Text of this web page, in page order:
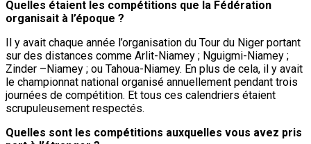
Quelles étaient les compétitions que la Fédération
organisait à l’époque ?
Il y avait chaque année l’organisation du Tour du Niger portant
sur des distances comme Arlit-Niamey ; Nguigmi-Niamey ;
Zinder –Niamey ; ou Tahoua-Niamey. En plus de cela, il y avait
le championnat national organisé annuellement pendant trois
journées de compétition. Et tous ces calendriers étaient
scrupuleusement respectés.
Quelles sont les compétitions auxquelles vous avez pris